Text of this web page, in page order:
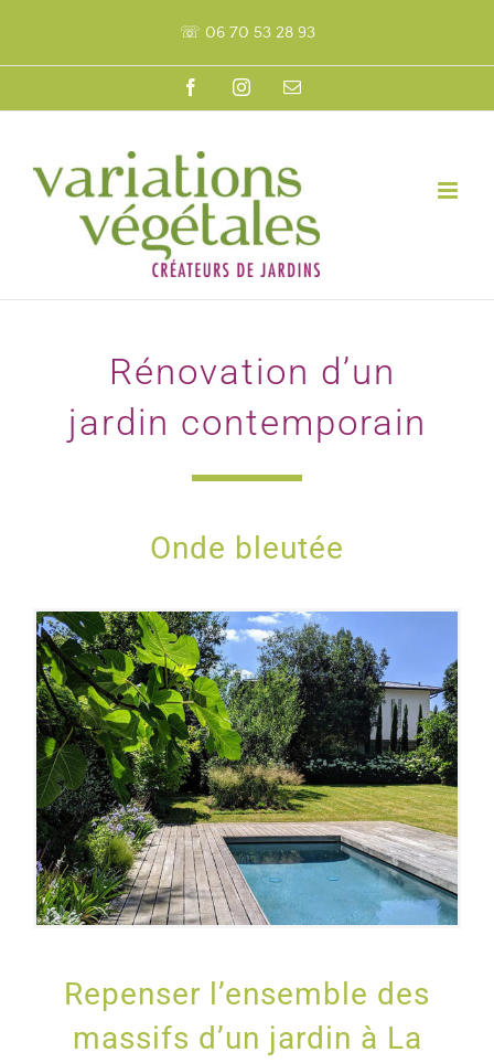
contenu
☏ 06 70 53 28 93
FacebookInstagramEmail
Rénovation d’un
jardin contemporain
Onde bleutée
Repenser l’ensemble des
massifs d’un jardin à La